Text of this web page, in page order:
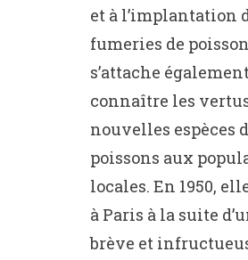
et à l’implantation
fumeries de
s’attache
connaître les
nouvelles espèces
poissons aux
locales. En 1950,
à Paris à la suite
brève et